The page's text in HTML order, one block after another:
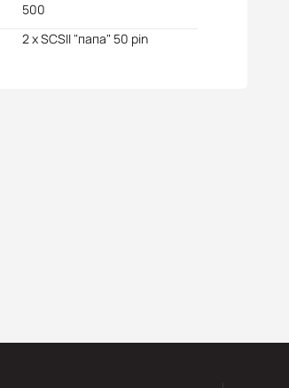
500
2 x SCSII "папа" 50 pin